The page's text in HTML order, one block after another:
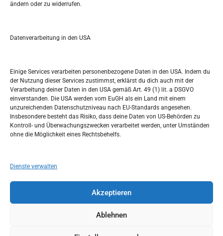
ändern oder zu widerrufen.
Datenverarbeitung in den USA
Einige Services verarbeiten personenbezogene Daten in den USA. Indem du
der Nutzung dieser Services zustimmst, erklärst du dich auch mit der
Verarbeitung deiner Daten in den USA gemäß Art. 49 (1) lit. a DSGVO
einverstanden. Die USA werden vom EuGH als ein Land mit einem
unzureichenden Datenschutzniveau nach EU-Standards angesehen.
Insbesondere besteht das Risiko, dass deine Daten von US-Behörden zu
Kontroll- und Überwachungszwecken verarbeitet werden, unter Umständen
ohne die Möglichkeit eines Rechtsbehelfs.
Dienste verwalten
Akzeptieren
Ablehnen
S
SEPTEMBER 2023
M D M D F S
1 2
4 5 6 7 8 9 10
18 19
25 26 27 28 29 30
« Aug. Okt. »